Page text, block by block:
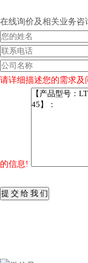
在线询价及相关业务咨
请详细描述您的需求
的信息!
提 交 给 我 们